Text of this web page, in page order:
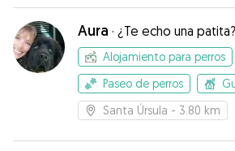
Aura · ¿Te echo una
Alojamiento para perros
Paseo de perros
Santa Úrsula - 3.80 km